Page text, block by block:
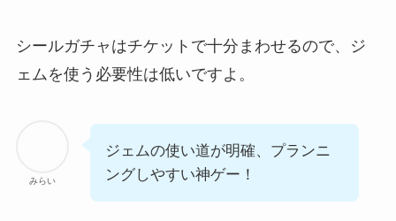
シールガチャはチケットで十分まわせるので、ジ
ェムを使う必要性は低いですよ。
みらい
ジェムの使い道が明確、プランニ
ングしやすい神ゲー！